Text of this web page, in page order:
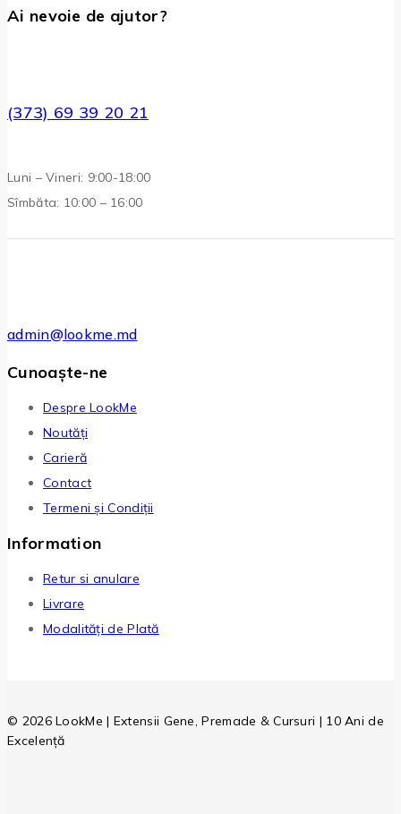
Ai nevoie de ajutor?
(373) 69 39 20 21
Luni – Vineri: 9:00-18:00
Sîmbăta: 10:00 – 16:00
admin@lookme.md
Cunoaște-ne
Despre LookMe
Noutăți
Carieră
Contact
Termeni și Condiții
Information
Retur si anulare
Livrare
Modalități de Plată
© 2026 LookMe | Extensii Gene, Premade & Cursuri | 10 Ani de
Excelență